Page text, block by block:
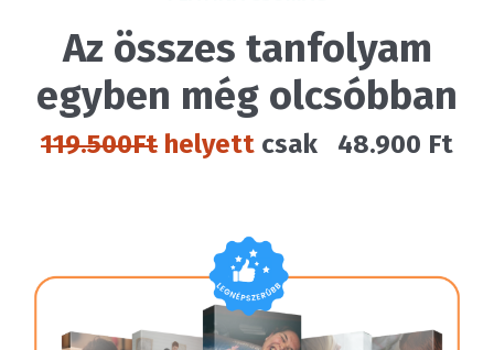
Az összes tanfolyam
egyben még olcsóbban
119.500Ft helyett csak 48.900 Ft